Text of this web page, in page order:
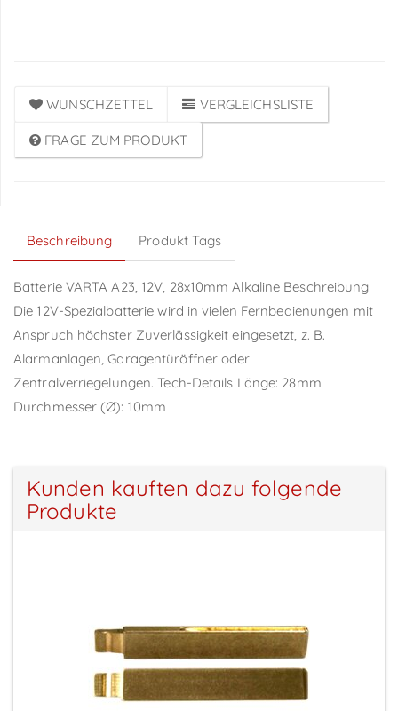
WUNSCHZETTEL VERGLEICHSLISTE
FRAGE ZUM PRODUKT
Beschreibung Produkt Tags
Batterie VARTA A23, 12V, 28x10mm Alkaline Beschreibung
Die 12V-Spezialbatterie wird in vielen Fernbedienungen mit
Anspruch höchster Zuverlässigkeit eingesetzt, z. B.
Alarmanlagen, Garagentüröffner oder
Zentralverriegelungen. Tech-Details Länge: 28mm
Durchmesser (Ø): 10mm
Kunden kauften dazu folgende
Produkte